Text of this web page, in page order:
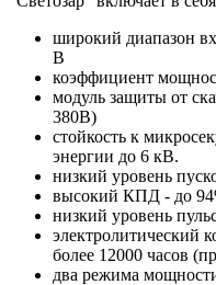
широкий диапазон
В
коэффициент
модуль защиты от
380В)
стойкость к
энергии до 6 кВ.
низкий уровень
высокий КПД - до
низкий уровень
электролитический
более 12000 часов
два режима